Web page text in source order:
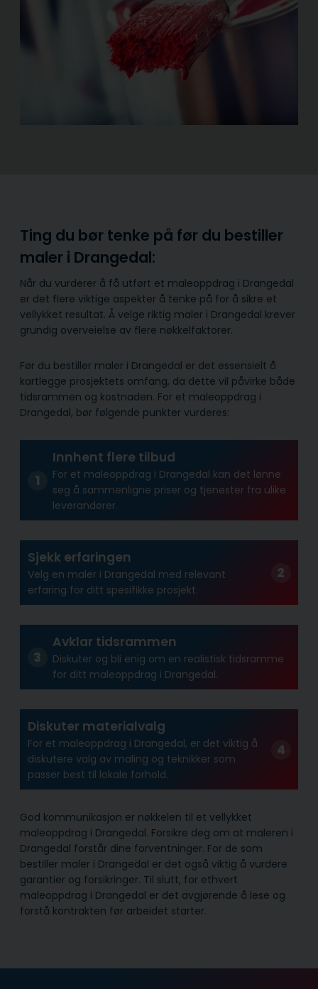
Ting du bør tenke på før du bestiller
maler i Drangedal:
Når du vurderer å få utført et maleoppdrag i Drangedal
er det flere viktige aspekter å tenke på for å sikre et
vellykket resultat. Å velge riktig maler i Drangedal krever
grundig overveielse av flere nøkkelfaktorer.
Før du bestiller maler i Drangedal er det essensielt å
kartlegge prosjektets omfang, da dette vil påvirke både
tidsrammen og kostnaden. For et maleoppdrag i
Drangedal, bør følgende punkter vurderes:
Innhent flere tilbud
For et maleoppdrag i Drangedal kan det lønne
seg å sammenligne priser og tjenester fra ulike
leverandører.
Sjekk erfaringen
Velg en maler i Drangedal med relevant
erfaring for ditt spesifikke prosjekt.
Avklar tidsrammen
Diskuter og bli enig om en realistisk tidsramme
for ditt maleoppdrag i Drangedal.
Diskuter materialvalg
For et maleoppdrag i Drangedal, er det viktig å
diskutere valg av maling og teknikker som
passer best til lokale forhold.
God kommunikasjon er nøkkelen til et vellykket
maleoppdrag i Drangedal. Forsikre deg om at maleren i
Drangedal forstår dine forventninger. For de som
bestiller maler i Drangedal er det også viktig å vurdere
garantier og forsikringer. Til slutt, for ethvert
maleoppdrag i Drangedal er det avgjørende å lese og
forstå kontrakten før arbeidet starter.